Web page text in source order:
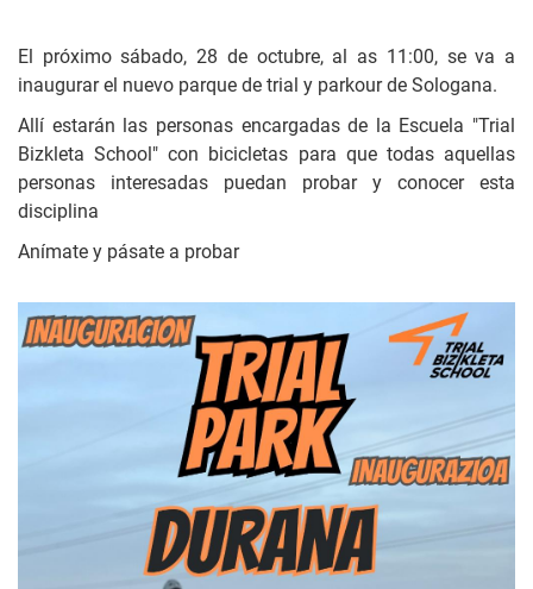
El próximo sábado, 28 de octubre, al as 11:00, se va a
inaugurar el nuevo parque de trial y parkour de Sologana.
Allí estarán las personas encargadas de la Escuela "Trial
Bizkleta School" con bicicletas para que todas aquellas
personas interesadas puedan probar y conocer esta
disciplina
Anímate y pásate a probar